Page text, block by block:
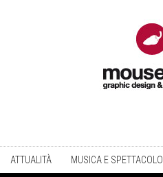
ATTUALITÀ MUSICA E SPETTACOLO